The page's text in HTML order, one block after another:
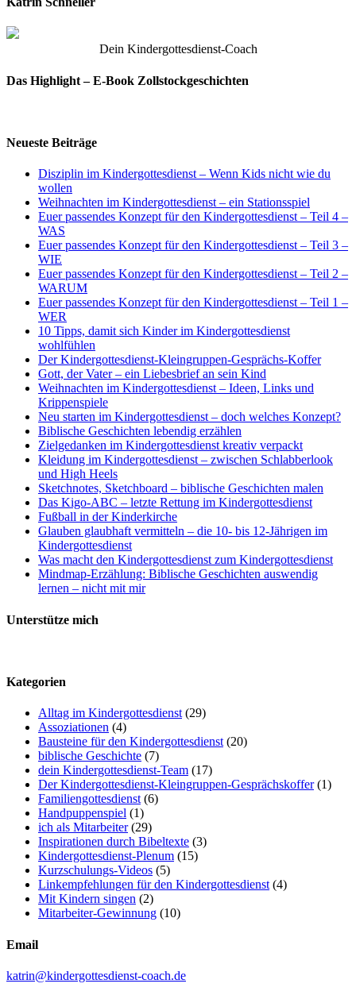
Dein Kindergottesdienst-Coach
Das Highlight – E-Book Zollstockgeschichten
Neueste Beiträge
Disziplin im Kindergottesdienst – Wenn Kids nicht wie du
wollen
Weihnachten im Kindergottesdienst – ein Stationsspiel
Euer passendes Konzept für den Kindergottesdienst – Teil 4 –
WAS
Euer passendes Konzept für den Kindergottesdienst – Teil 3 –
WIE
Euer passendes Konzept für den Kindergottesdienst – Teil 2 –
WARUM
Euer passendes Konzept für den Kindergottesdienst – Teil 1 –
WER
10 Tipps, damit sich Kinder im Kindergottesdienst
wohlfühlen
Der Kindergottesdienst-Kleingruppen-Gesprächs-Koffer
Gott, der Vater – ein Liebesbrief an sein Kind
Weihnachten im Kindergottesdienst – Ideen, Links und
Krippenspiele
Neu starten im Kindergottesdienst – doch welches Konzept?
Biblische Geschichten lebendig erzählen
Zielgedanken im Kindergottesdienst kreativ verpackt
Kleidung im Kindergottesdienst – zwischen Schlabberlook
und High Heels
Sketchnotes, Sketchboard – biblische Geschichten malen
Das Kigo-ABC – letzte Rettung im Kindergottesdienst
Fußball in der Kinderkirche
Glauben glaubhaft vermitteln – die 10- bis 12-Jährigen im
Kindergottesdienst
Was macht den Kindergottesdienst zum Kindergottesdienst
Mindmap-Erzählung: Biblische Geschichten auswendig
lernen – nicht mit mir
Unterstütze mich
Kategorien
Alltag im Kindergottesdienst(29)
Assoziationen (4)
Bausteine für den Kindergottesdienst(20)
biblische Geschichte (7)
dein Kindergottesdienst-Team (17)
Der Kindergottesdienst-Kleingruppen-Gesprächskoffer(1)
Familiengottesdienst(6)
Handpuppenspiel (1)
ich als Mitarbeiter(29)
Inspirationen durch Bibeltexte (3)
Kindergottesdienst-Plenum (15)
Kurzschulungs-Videos (5)
Linkempfehlungen für den Kindergottesdienst(4)
Mit Kindern singen (2)
Mitarbeiter-Gewinnung (10)
Email
katrin@kindergottesdienst-coach.de